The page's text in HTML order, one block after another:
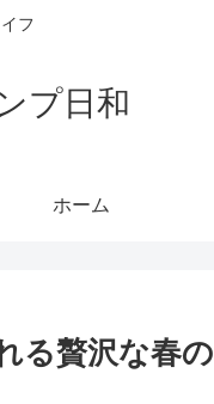
フ
プ日和
ホーム
る贅沢な春の